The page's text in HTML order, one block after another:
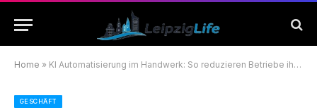
Home » KI Automatisierung im Handwerk: So reduzieren Betriebe ihre Büroarbeit effizient
GESCHÄFT